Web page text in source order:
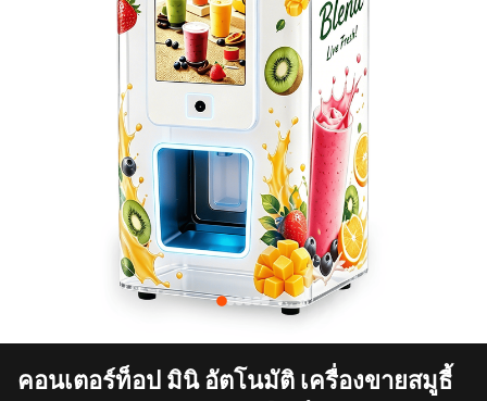
คอนเตอร์ท็อป มินิ อัตโนมัติ เครื่องขายสมูธี้